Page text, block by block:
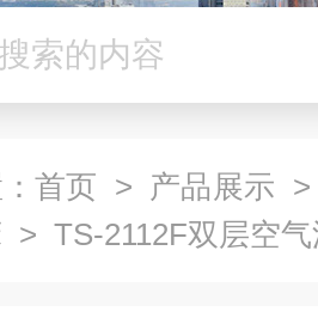
首页 > 产品展示
> TS-2112F双层空